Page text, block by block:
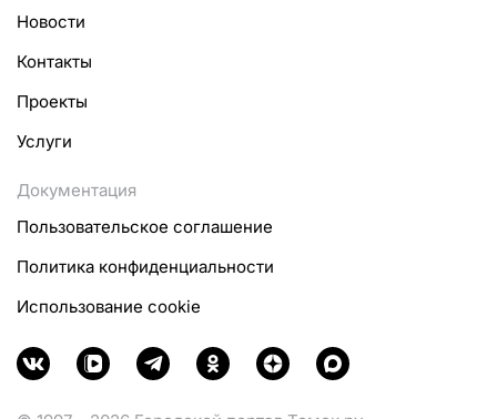
Новости
Контакты
Проекты
Услуги
Документация
Пользовательское соглашение
Политика конфиденциальности
Использование cookie